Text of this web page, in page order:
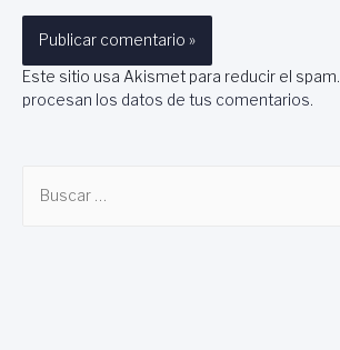
Este sitio usa Akismet para reducir el spam.
procesan los datos de tus comentarios.